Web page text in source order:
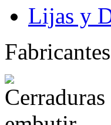
Lijas y
Fabricantes